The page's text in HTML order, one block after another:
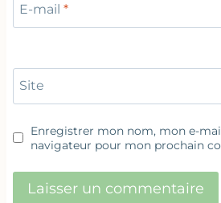
E-mail *
Site
Enregistrer mon nom, mon e-
navigateur pour mon prochain